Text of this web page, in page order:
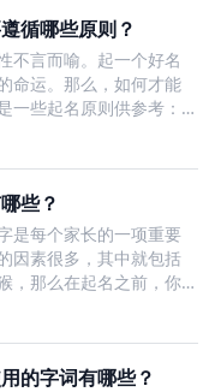
循哪些原则？
不言而喻。起一个好名
命运。那么，如何才能
一些起名原则供参考：1.
字、五行为基本原
些？
是每个家长的一项重要
因素很多，其中就包括
，那么在起名之前，你
属猴宝宝名字中出现
的字词有哪些？